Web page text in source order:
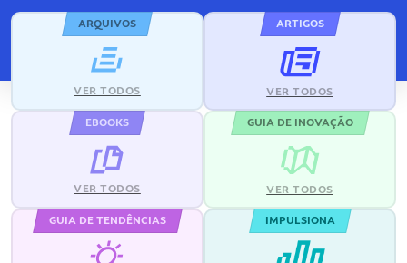
ARQUIVOS
VER TODOS
ARTIGOS
VER TODOS
EBOOKS
VER TODOS
GUIA DE INOVAÇÃO
VER TODOS
GUIA DE TENDÊNCIAS IMPULSIONA